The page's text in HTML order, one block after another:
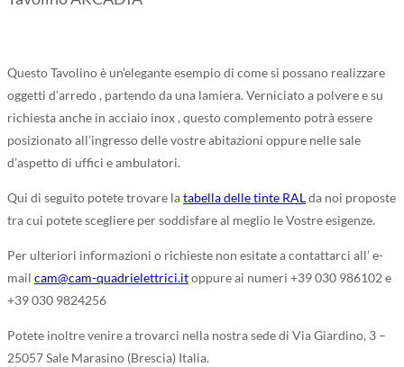
Questo Tavolino è un’elegante esempio di come si possano realizzare
oggetti d’arredo , partendo da una lamiera. Verniciato a polvere e su
richiesta anche in acciaio inox , questo complemento potrà essere
posizionato all’ingresso delle vostre abitazioni oppure nelle sale
d’aspetto di uffici e ambulatori.
Qui di seguito potete trovare latabella delle tinte RALda noi proposte
tra cui potete scegliere per soddisfare al meglio le Vostre esigenze.
Per ulteriori informazioni o richieste non esitate a contattarci all’ e-
mail cam@cam-quadrielettrici.itoppure ai numeri +39 030 986102 e
+39 030 9824256
Potete inoltre venire a trovarci nella nostra sede di Via Giardino, 3 –
25057 Sale Marasino (Brescia) Italia.